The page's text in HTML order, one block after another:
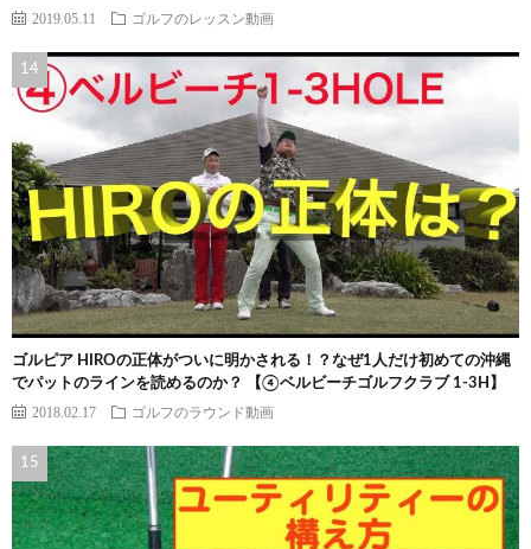
2019.05.11 ゴルフのレッスン動画
ゴルピア HIROの正体がついに明かされる！？なぜ1人だけ初めての沖縄
でパットのラインを読めるのか？ 【④ベルビーチゴルフクラブ 1-3H】
2018.02.17 ゴルフのラウンド動画